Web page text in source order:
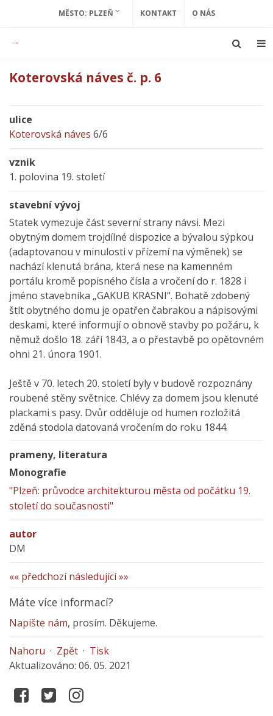
MĚSTO: PLZEŇ KONTAKT O NÁS
Koterovská náves č. p. 6
ulice
Koterovská náves 6/6
vznik
1. polovina 19. století
stavební vývoj
Statek vymezuje část severní strany návsi. Mezi
obytným domem trojdílné dispozice a bývalou sýpkou
(adaptovanou v minulosti v přízemí na výměnek) se
nachází klenutá brána, která nese na kamenném
portálu kromě popisného čísla a vročení do r. 1828 i
jméno stavebníka „GAKUB KRASNI“. Bohatě zdobený
štít obytného domu je opatřen čabrakou a nápisovými
deskami, které informují o obnově stavby po požáru, k
němuž došlo 18. září 1843, a o přestavbě po opětovném
ohni 21. února 1901.
Ještě v 70. letech 20. století byly v budově rozpoznány
roubené stěny světnice. Chlévy za domem jsou klenuté
plackami s pasy. Dvůr odděluje od humen rozložitá
zděná stodola datovaná vročením do roku 1844.
prameny, literatura
Monografie
"Plzeň: průvodce architekturou města od počátku 19.
století do současnosti"
autor
DM
«« předchozí následující »»
Máte více informací?
Napište nám, prosím. Děkujeme.
Nahoru · Zpět · Tisk
Aktualizováno: 06. 05. 2021